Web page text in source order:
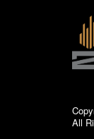
All